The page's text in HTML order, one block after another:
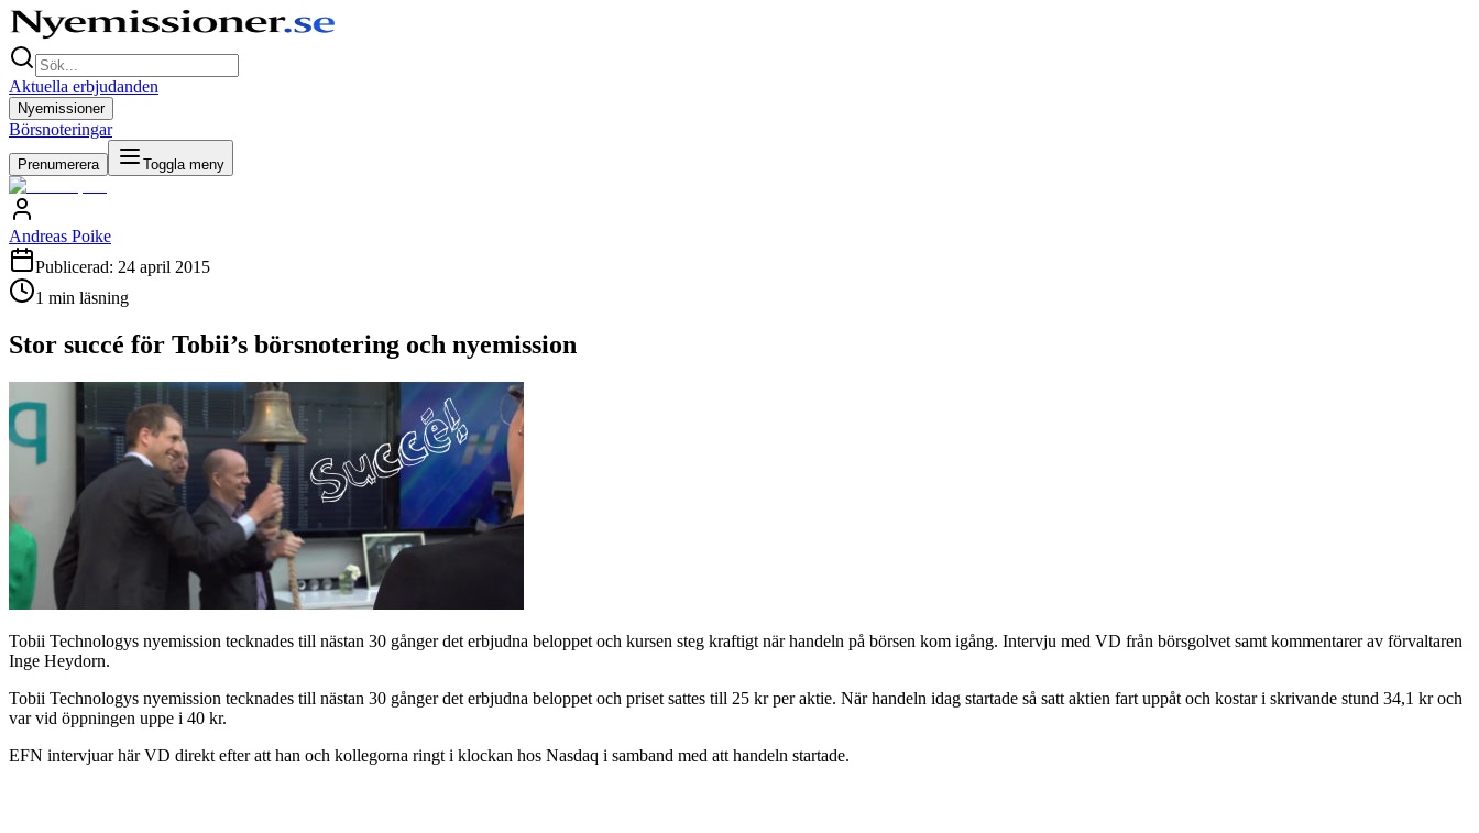
Aktuella erbjudanden
Nyemissioner
Börsnoteringar
Prenumerera Toggla meny
Andreas Poike
Publicerad: 24 april 2015
1 min läsning
Stor succé för Tobii’s börsnotering och nyemission
Tobii Technologys nyemission tecknades till nästan 30 gånger det erbjudna beloppet och kursen steg kraftigt när handeln på börsen kom igång. Intervju med VD från börsgolvet samt kommentarer av förvaltaren
Inge Heydorn.
Tobii Technologys nyemission tecknades till nästan 30 gånger det erbjudna beloppet och priset sattes till 25 kr per aktie. När handeln idag startade så satt aktien fart uppåt och kostar i skrivande stund 34,1 kr och
var vid öppningen uppe i 40 kr.
EFN intervjuar här VD direkt efter att han och kollegorna ringt i klockan hos Nasdaq i samband med att handeln startade.